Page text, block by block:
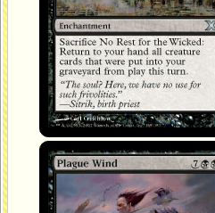
Vent de peste